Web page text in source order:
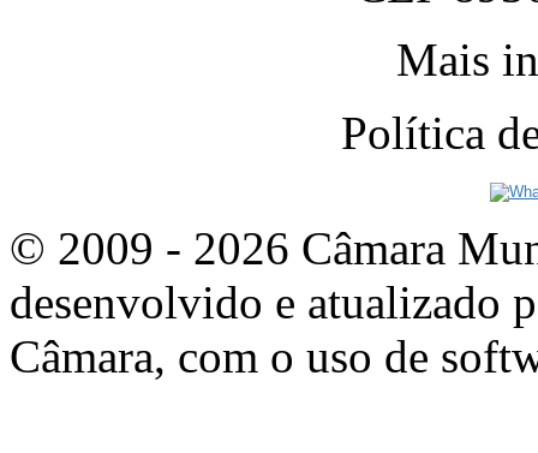
Mais
Política
© 2009 - 2026 Câmara
desenvolvido e atualizado
Câmara, com o uso de